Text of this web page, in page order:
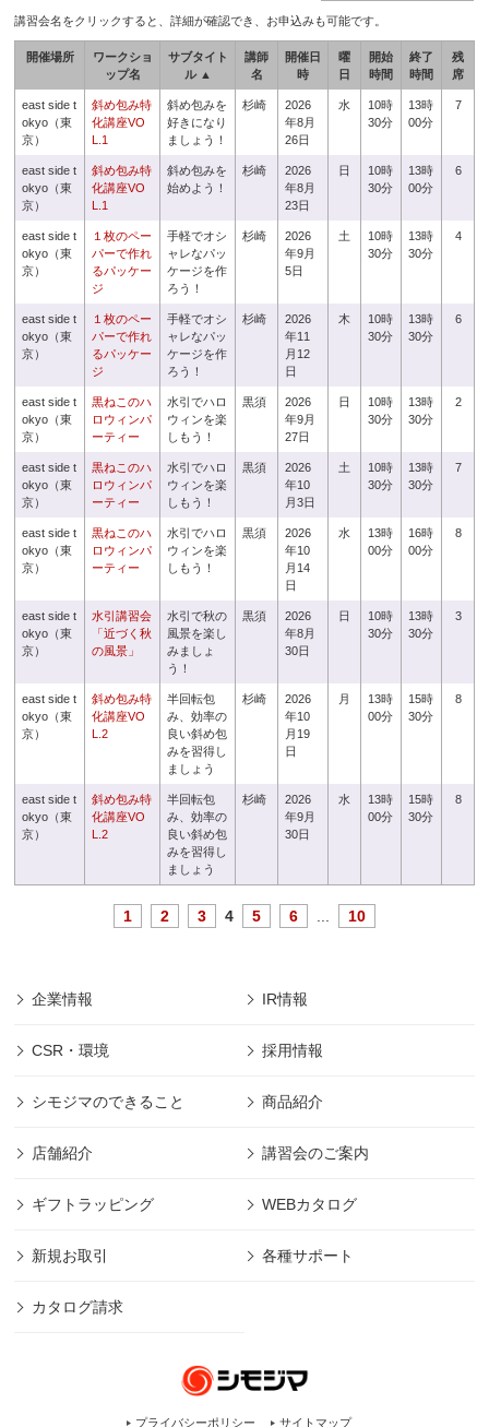
講習会名をクリックすると、詳細が確認でき、お申込みも可能です。
開催場所
ワークショ
ップ名
サブタイト
ル ▲
講師
名
開催日
時
曜
日
開始
時間
終了
時間
残
席
east side t
okyo（東
京）
斜め包み特
化講座VO
L.1
斜め包みを
好きになり
ましょう！
杉崎
2026
年8月
26日
水
10時
30分
13時
00分
7
east side t
okyo（東
京）
斜め包み特
化講座VO
L.1
斜め包みを
始めよう！
杉崎
2026
年8月
23日
日
10時
30分
13時
00分
6
east side t
okyo（東
京）
１枚のペー
パーで作れ
るパッケー
ジ
手軽でオシ
ャレなパッ
ケージを作
ろう！
杉崎
2026
年9月
5日
土
10時
30分
13時
30分
4
east side t
okyo（東
京）
１枚のペー
パーで作れ
るパッケー
ジ
手軽でオシ
ャレなパッ
ケージを作
ろう！
杉崎
2026
年11
月12
日
木
10時
30分
13時
30分
6
east side t
okyo（東
京）
黒ねこのハ
ロウィンパ
ーティー
水引でハロ
ウィンを楽
しもう！
黒須
2026
年9月
27日
日
10時
30分
13時
30分
2
east side t
okyo（東
京）
黒ねこのハ
ロウィンパ
ーティー
水引でハロ
ウィンを楽
しもう！
黒須
2026
年10
月3日
土
10時
30分
13時
30分
7
east side t
okyo（東
京）
黒ねこのハ
ロウィンパ
ーティー
水引でハロ
ウィンを楽
しもう！
黒須
2026
年10
月14
日
水
13時
00分
16時
00分
8
east side t
okyo（東
京）
水引講習会
「近づく秋
の風景」
水引で秋の
風景を楽し
みましょ
う！
黒須
2026
年8月
30日
日
10時
30分
13時
30分
3
east side t
okyo（東
京）
斜め包み特
化講座VO
L.2
半回転包
み、効率の
良い斜め包
みを習得し
ましょう
杉崎
2026
年10
月19
日
月
13時
00分
15時
30分
8
east side t
okyo（東
京）
斜め包み特
化講座VO
L.2
半回転包
み、効率の
良い斜め包
みを習得し
ましょう
杉崎
2026
年9月
30日
水
13時
00分
15時
30分
8
1 2 3 4 5 6 10
企業情報 IR情報
CSR・環境 採用情報
シモジマのできること 商品紹介
店舗紹介 講習会のご案内
ギフトラッピング WEBカタログ
新規お取引 各種サポート
カタログ請求
プライバシーポリシー サイトマップ